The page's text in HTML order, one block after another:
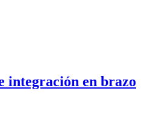
integración en brazo